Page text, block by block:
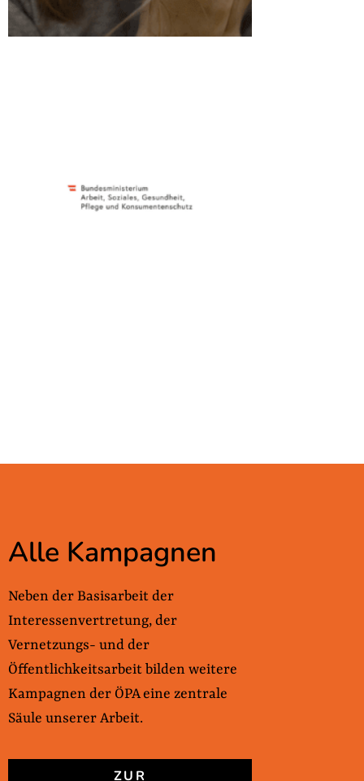
Alle Kampagnen
Neben der Basisarbeit der
Interessenvertretung, der
Vernetzungs- und der
Öffentlichkeitsarbeit bilden weitere
Kampagnen der ÖPA eine zentrale
Säule unserer Arbeit.
ZUR